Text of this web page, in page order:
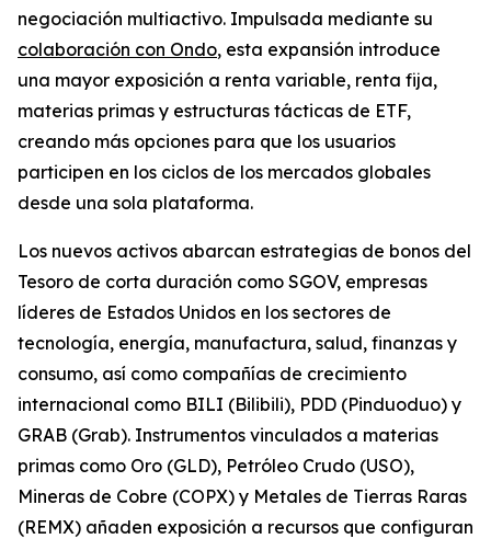
negociación multiactivo. Impulsada mediante su
colaboración con Ondo, esta expansión introduce
una mayor exposición a renta variable, renta fija,
materias primas y estructuras tácticas de ETF,
creando más opciones para que los usuarios
participen en los ciclos de los mercados globales
desde una sola plataforma.
Los nuevos activos abarcan estrategias de bonos del
Tesoro de corta duración como SGOV, empresas
líderes de Estados Unidos en los sectores de
tecnología, energía, manufactura, salud, finanzas y
consumo, así como compañías de crecimiento
internacional como BILI (Bilibili), PDD (Pinduoduo) y
GRAB (Grab). Instrumentos vinculados a materias
primas como Oro (GLD), Petróleo Crudo (USO),
Mineras de Cobre (COPX) y Metales de Tierras Raras
(REMX) añaden exposición a recursos que configuran